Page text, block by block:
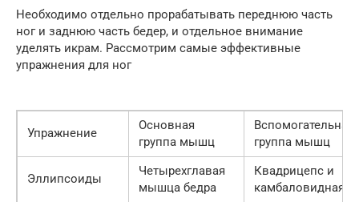
Необходимо отдельно прорабатывать переднюю часть
ног и заднюю часть бедер, и отдельное внимание
уделять икрам. Рассмотрим самые эффективные
упражнения для ног
Упражнение
Основная
группа мышц
Вспомогательная
группа мышц
Эллипсоиды
Четырехглавая
мышца бедра
Квадрицепс и
камбаловидная